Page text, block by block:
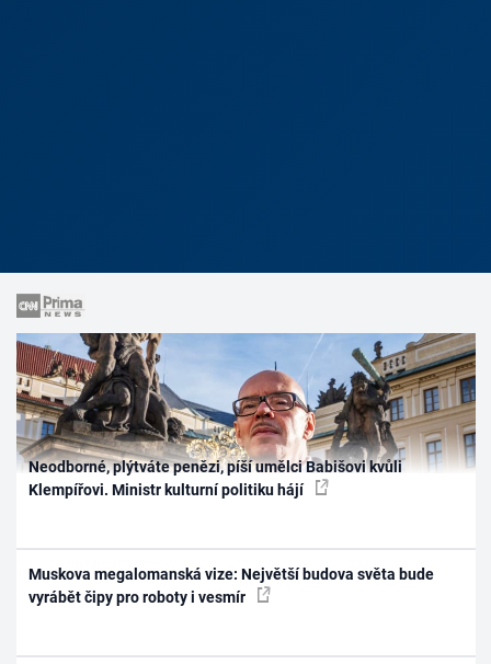
Neodborné, plýtváte penězi, píší umělci Babišovi kvůli
Klempířovi. Ministr kulturní politiku hájí
Muskova megalomanská vize: Největší budova světa bude
vyrábět čipy pro roboty i vesmír